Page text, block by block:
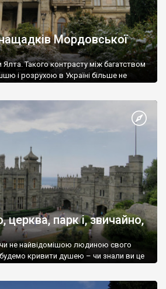
Мордовської
Ялта. Такого контрасту між багатством
і розрухою в Україні більше не
церква, парк і, звичайно,
не найвідомішою людиною свого
кривити душею – чи знали ви це